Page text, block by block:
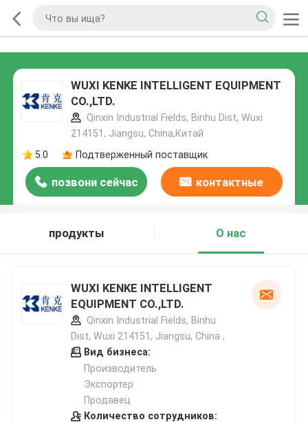
WUXI KENKE INTELLIGENT EQUIPMENT
CO.,LTD.
Qinxin Industrial Fields, Binhu Dist, Wuxi
214151, Jiangsu, China,Китай
5.0
Подтверженный поставщик
позвони сейчас контактные
продукты
О нас
WUXI KENKE INTELLIGENT
EQUIPMENT CO.,LTD.
Qinxin Industrial Fields, Binhu
Dist, Wuxi 214151, Jiangsu, China ,
Вид бизнеса:
Производитель
Экспортер
Продавец
Количество сотрудников: